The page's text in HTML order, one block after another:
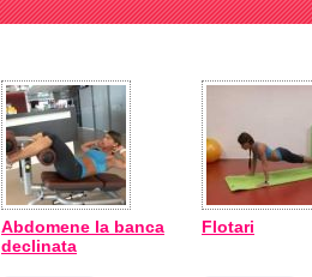
Abdomene la banca
declinata
Flotari